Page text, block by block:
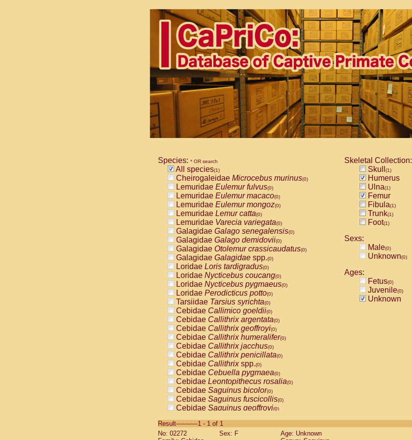
Species: * OR search
All species(1)
Cheirogaleidae Microcebus murinus(0)
Lemuridae Eulemur fulvus(0)
Lemuridae Eulemur macaco(0)
Lemuridae Eulemur mongoz(0)
Lemuridae Lemur catta(0)
Lemuridae Varecia variegata(0)
Galagidae Galago senegalensis(0)
Galagidae Galago demidovii(0)
Galagidae Otolemur crassicaudatus(0)
Galagidae Galagidae spp.(0)
Loridae Loris tardigradus(0)
Loridae Nycticebus coucang(0)
Loridae Nycticebus pygmaeus(0)
Loridae Perodicticus potto(0)
Tarsiidae Tarsius syrichta(0)
Cebidae Callimico goeldii(0)
Cebidae Callithrix argentata(0)
Cebidae Callithrix geoffroyi(0)
Cebidae Callithrix humeralifer(0)
Cebidae Callithrix jacchus(0)
Cebidae Callithrix penicillata(0)
Cebidae Callithrixspp.(0)
Cebidae Cebuella pygmaea(0)
Cebidae Leontopithecus rosalia(0)
Cebidae Saguinus bicolor(0)
Cebidae Saguinus fuscicollis(0)
Cebidae Saguinus geoffroyi(0)
CebidaeSaguinus labiatus(0)
Cebidae Saguinus leucopus (0)
Skeletal Collection:
Skull (1)
Humerus
Ulna(1)
Femur
Fibula(1)
Trunk(1)
Foot(1)
Sexs:
Male(0)
Unknown(0)
Ages:
Fetus(0)
Juvenile(0)
Unknown
Result-----------1 - 1 of 1
No: 02272
Sex: F
Age: Unknown